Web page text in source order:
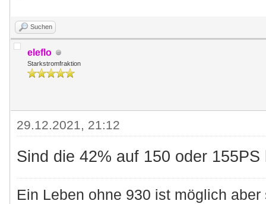
Suchen
eleflo
Starkstromfraktion
29.12.2021, 21:12
Sind die 42% auf 150 oder 155PS
Ein Leben ohne 930 ist möglich aber